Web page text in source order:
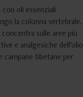
oli essenziali
la colonna vertebrale.
sulle aree più
e analgesiche dell’olio
campane tibetane per